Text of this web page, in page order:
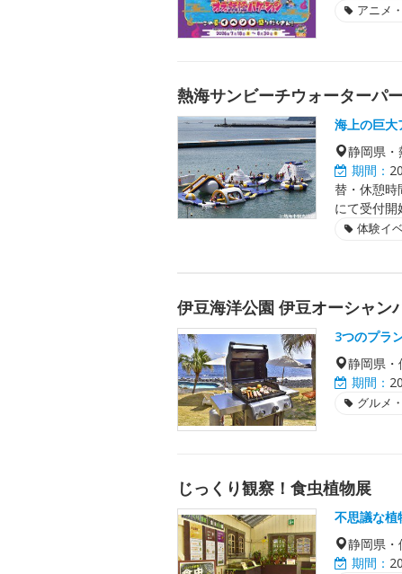
アニメ
熱海サンビーチウォーターパ
海上の巨大
静岡県・
期間：
替・休憩時
にて受付開
体験イ
伊豆海洋公園 伊豆オーシャン
3つのプラ
静岡県・
期間：
グルメ
じっくり観察！食虫植物展
不思議な植
静岡県・
期間：